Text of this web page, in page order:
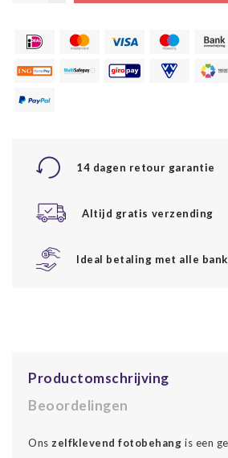
14 dagen retour garantie
Altijd gratis verzending
Ideal betaling met alle
Productomschrijving
Beoordelingen
Ons zelfklevend fotobehang is een